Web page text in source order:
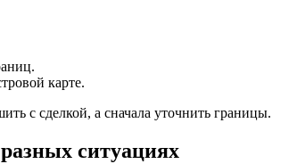
карте.
с сделкой, а сначала уточнить границы.
ситуациях